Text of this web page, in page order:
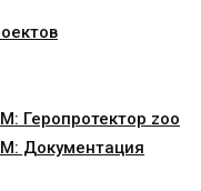
Геропротектор zoo
Документация